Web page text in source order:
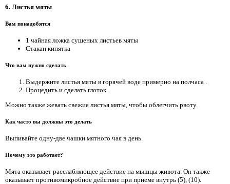
6. Листья мяты
Вам понадобятся
1 чайная ложка сушеных листьев мяты
Стакан кипятка
Что вам нужно сделать
Выдержите листья мяты в горячей воде примерно на полчаса .
Процедить и сделать глоток.
Можно также жевать свежие листья мяты, чтобы облегчить рвоту.
Как часто вы должны это делать
Выпивайте одну-две чашки мятного чая в день.
Почему это работает?
Мята оказывает расслабляющее действие на мышцы живота. Он также
оказывает противомикробное действие при приеме внутрь (5), (10).